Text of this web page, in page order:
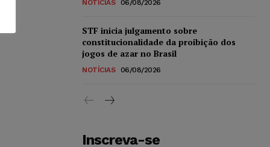
NOTÍCIAS 06/08/2026
STF inicia julgamento sobre
constitucionalidade da proibição dos
jogos de azar no Brasil
NOTÍCIAS 06/08/2026
Inscreva-se